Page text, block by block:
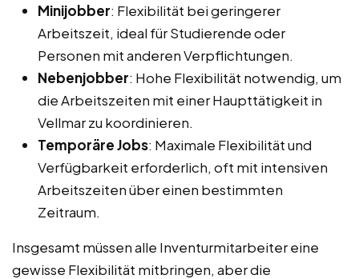
Minijobber: Flexibilität bei geringerer
Arbeitszeit, ideal für Studierende oder
Personen mit anderen Verpflichtungen.
Nebenjobber: Hohe Flexibilität notwendig, um
die Arbeitszeiten mit einer Haupttätigkeit in
Vellmar zu koordinieren.
Temporäre Jobs: Maximale Flexibilität und
Verfügbarkeit erforderlich, oft mit intensiven
Arbeitszeiten über einen bestimmten
Zeitraum.
Insgesamt müssen alle Inventurmitarbeiter eine
gewisse Flexibilität mitbringen, aber die